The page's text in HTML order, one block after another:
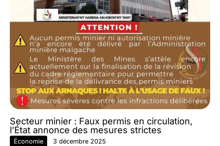
Secteur minier : Faux permis en circulation,
l’État annonce des mesures strictes
Économie 3 décembre 2025